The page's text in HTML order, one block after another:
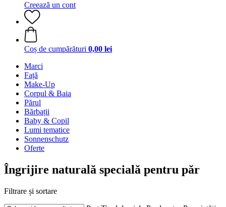
Creează un cont
Coș de cumpărături 0,00 lei
Marci
Față
Make-Up
Corpul & Baia
Părul
Bărbații
Baby & Copil
Lumi tematice
Sonnenschutz
Oferte
Îngrijire naturală specială pentru păr
Filtrare și sortare